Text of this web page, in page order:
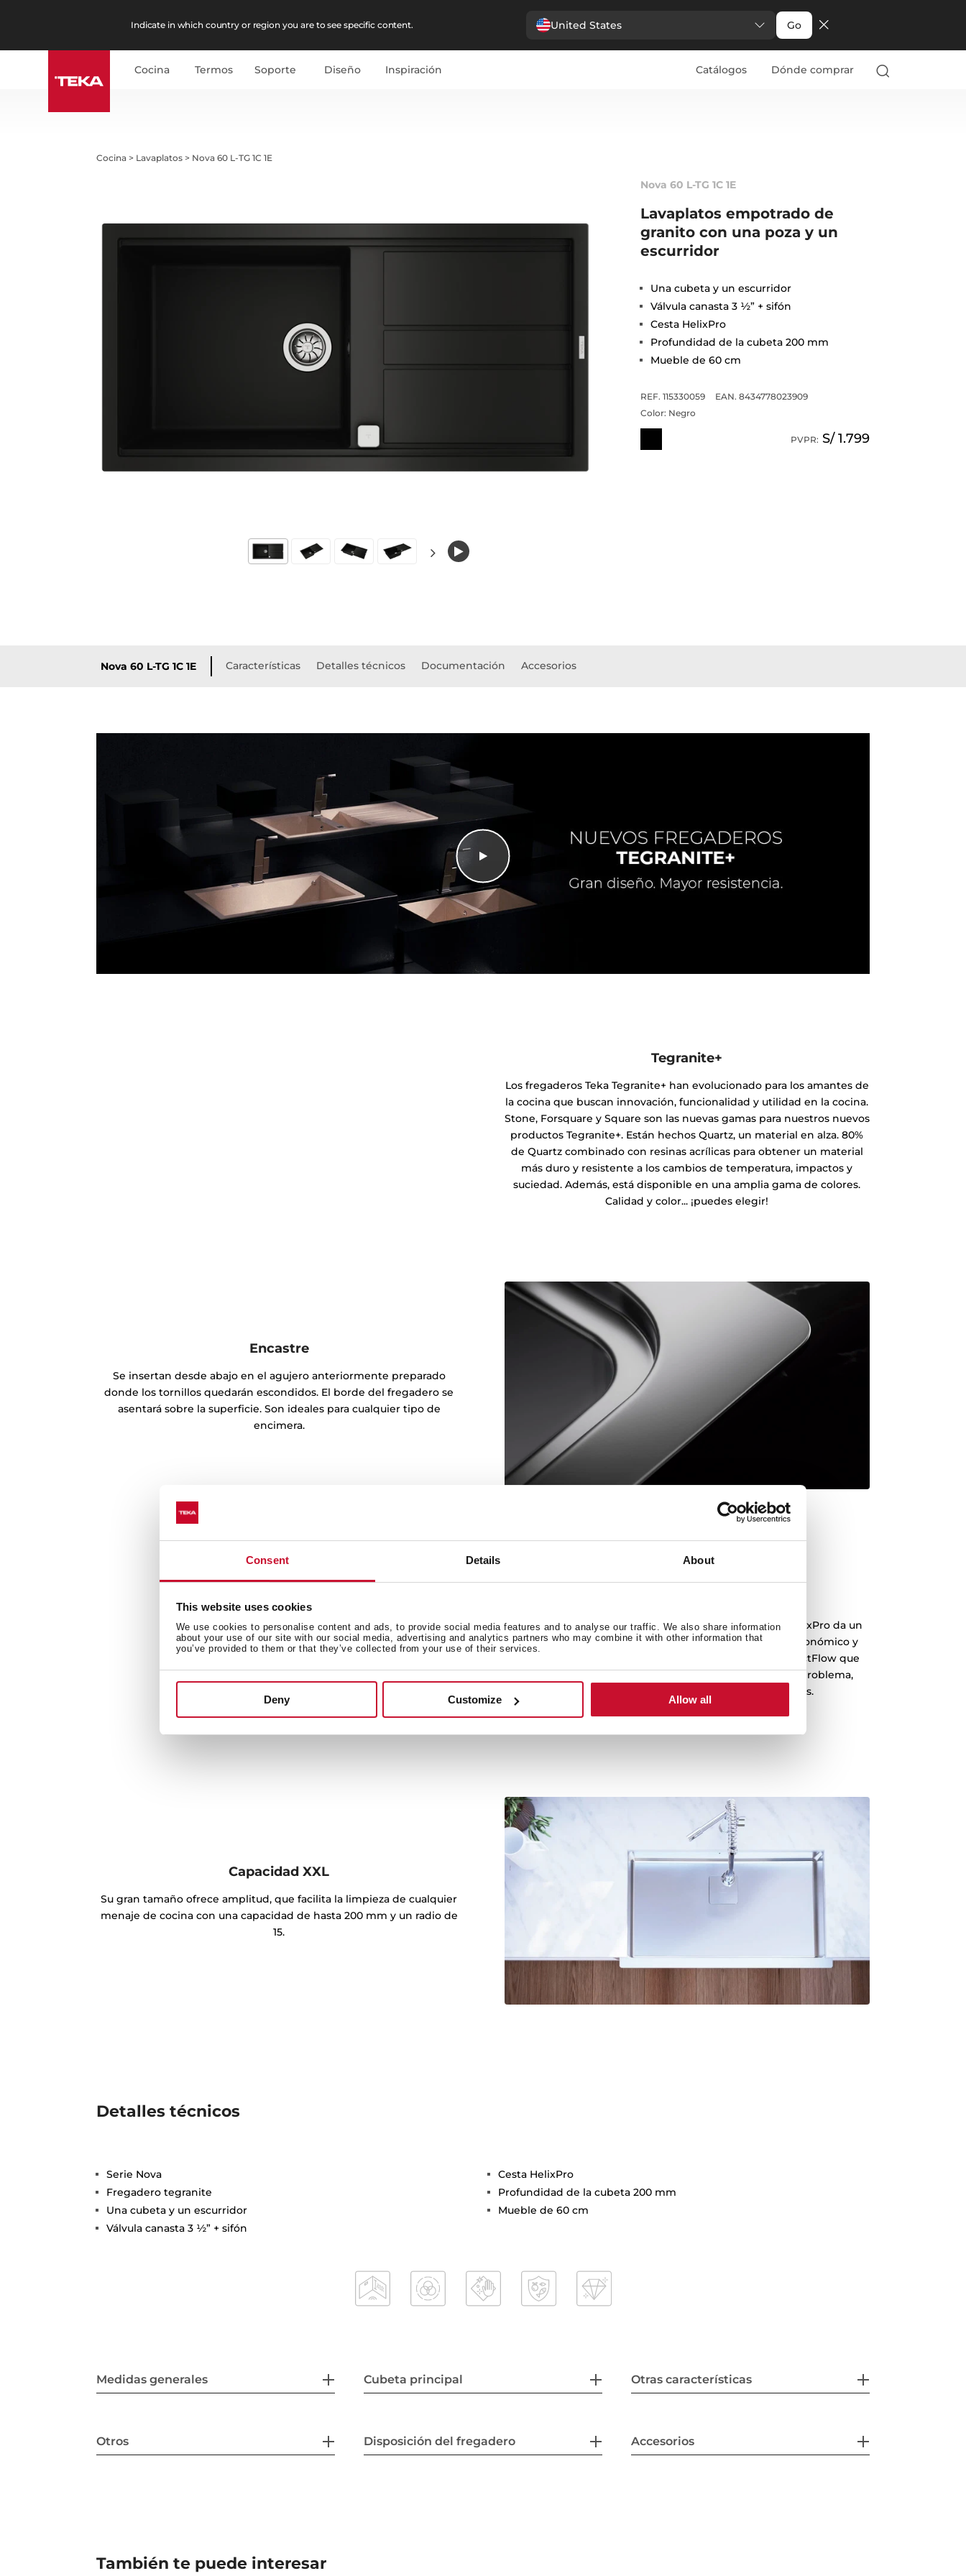
Consent Details About
This website uses cookies
We use cookies to personalise content and ads, to provide social media features and to analyse our traffic. We also share information
about your use of our site with our social media, advertising and analytics partners who may combine it with other information that
you’ve provided to them or that they’ve collected from your use of their services.
Deny Customize Allow all
Indicate in which country or region you are to see specific content. United States Go
Cocina Termos Soporte Diseño Inspiración Catálogos Dónde comprar
Cocina > Lavaplatos > Nova 60 L-TG 1C 1E
Nova 60 L-TG 1C 1E
Lavaplatos empotrado de
granito con una poza y un
escurridor
Una cubeta y un escurridor
Válvula canasta 3 ½” + sifón
Cesta HelixPro
Profundidad de la cubeta 200 mm
Mueble de 60 cm
REF. 115330059
EAN. 8434778023909
Color: Negro
PVPR: S/ 1.799
Nova 60 L-TG 1C 1E Características Detalles técnicos Documentación Accesorios
Tegranite+
Los fregaderos Teka Tegranite+ han evolucionado para los amantes de
la cocina que buscan innovación, funcionalidad y utilidad en la cocina.
Stone, Forsquare y Square son las nuevas gamas para nuestros nuevos
productos Tegranite+. Están hechos Quartz, un material en alza. 80%
de Quartz combinado con resinas acrílicas para obtener un material
más duro y resistente a los cambios de temperatura, impactos y
suciedad. Además, está disponible en una amplia gama de colores.
Calidad y color... ¡puedes elegir!
Encastre
Se insertan desde abajo en el agujero anteriormente preparado
donde los tornillos quedarán escondidos. El borde del fregadero se
asentará sobre la superficie. Son ideales para cualquier tipo de
encimera.
El nuevo diseño patentado e innovador de la cestilla HelixPro da un
toque minimalista al fregadero gracias a su aspecto ergonómico y
práctico. Cuenta con el nuevo sistema de drenaje PerfectFlow que
elimina cualquier barrera para que el agua evacue sin problema,
evitando la proliferación de suciedad y bacterias.
Capacidad XXL
Su gran tamaño ofrece amplitud, que facilita la limpieza de cualquier
menaje de cocina con una capacidad de hasta 200 mm y un radio de
15.
Detalles técnicos
Serie Nova
Fregadero tegranite
Una cubeta y un escurridor
Válvula canasta 3 ½” + sifón
Cesta HelixPro
Profundidad de la cubeta 200 mm
Mueble de 60 cm
Medidas generales Cubeta principal Otras características
Otros Disposición del fregadero Accesorios
También te puede interesar